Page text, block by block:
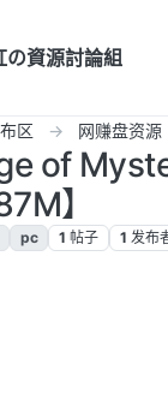
の資源討論組
区 网赚盘资源
of
】
pc 1 帖子 1 发布